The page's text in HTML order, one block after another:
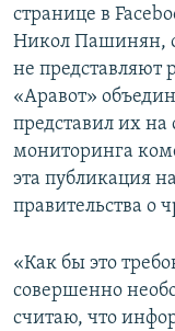
странице в
Никол Пашинян,
не представляют
«Аравот»
представил их на
мониторинга
эта публикация
правительства о
«Как бы это
совершенно
считаю, что